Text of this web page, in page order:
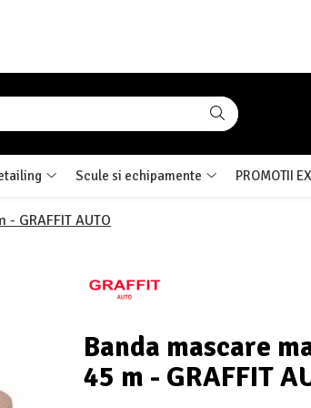
Scule si echipamente PROMOTII
GRAFFIT AUTO
Banda mascare
45 m - GRAFFIT